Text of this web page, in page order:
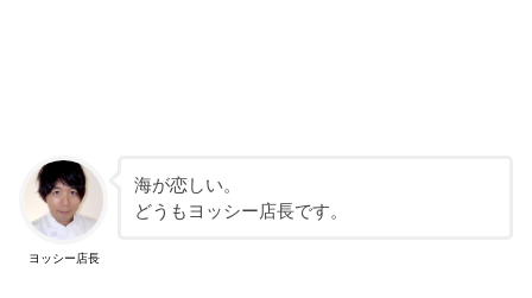
ヨッシー店長
海が恋しい。
どうもヨッシー店長です。